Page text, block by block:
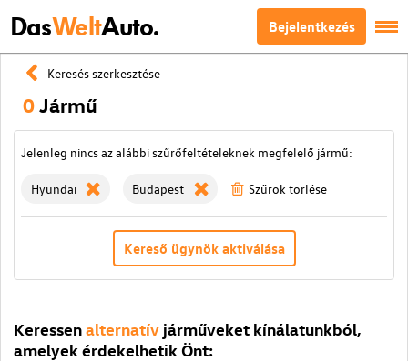
DasWeltAuto. Bejelentkezés
Keresés szerkesztése
0Jármű
Jelenleg nincs az alábbi szűrőfeltételeknek megfelelő jármű:
Hyundai Budapest Szűrök törlése
Kereső ügynök aktiválása
Keressenalternatív járműveket kínálatunkból,
amelyek érdekelhetik Önt: